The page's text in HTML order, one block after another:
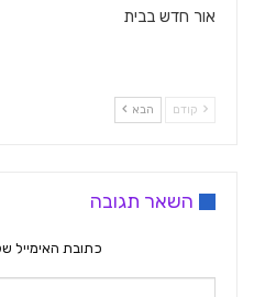
אור חדש בבית
קודם הבא
השאר תגובה
כתובת האימייל